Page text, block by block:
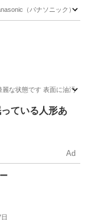
（パナソニック）
麗な状態です 表面に油
っている人形あ
Ad